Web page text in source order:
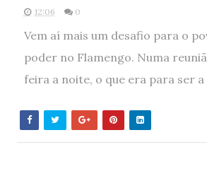
12:06 0
Vem aí mais um desafio para o
poder no Flamengo. Numa
feira a noite, o que era para ser